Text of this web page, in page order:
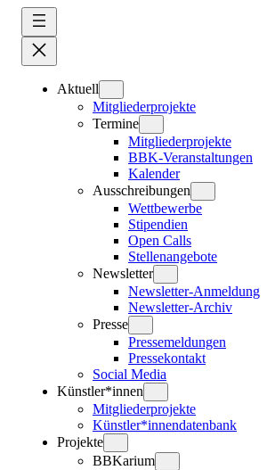
Aktuell
Mitgliederprojekte
Termine
Mitgliederprojekte
BBK-Veranstaltungen
Kalender
Ausschreibungen
Wettbewerbe
Stipendien
Open Calls
Stellenangebote
Newsletter
Newsletter-Anmeldung
Newsletter-Archiv
Presse
Pressemeldungen
Pressekontakt
Social Media
Künstler*innen
Mitgliederprojekte
Künstler*innendatenbank
Projekte
BBKarium